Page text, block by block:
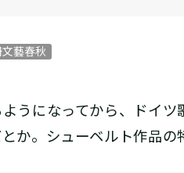
藝春秋
うになってから、ドイ
か。シューベルト作品の